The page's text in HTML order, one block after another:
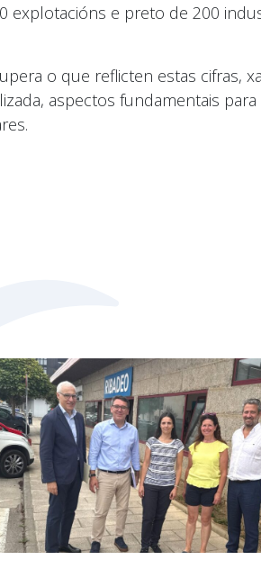
explotacións e preto de 200
o que reflicten estas
aspectos fundamentais